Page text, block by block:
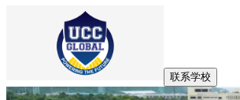
联系学校